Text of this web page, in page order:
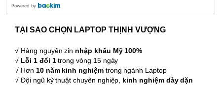
Powered by
TẠI SAO CHỌN LAPTOP THỊNH VƯỢNG
√ Hàng nguyên zin nhập khẩu Mỹ 100%
√ Lỗi 1 đổi 1trong vòng 15 ngày
√ Hơn 10 năm kinh nghiệm trong ngành Laptop
√ Đội ngũ kỹ thuật chuyên nghiệp, kinh nghiệm dày dặn